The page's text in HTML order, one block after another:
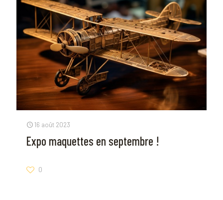
16 août 2023
Expo maquettes en septembre !
0